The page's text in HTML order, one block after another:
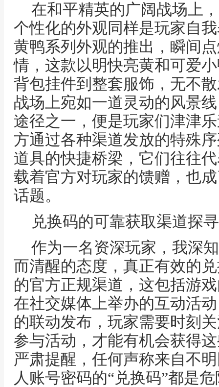
在和平精英的广阔战场上
个性化的外观同样是玩家自
黄鸭系列外观的推出，瞬间
情，这款以明快亮黄和可爱
背包挂件到整套服饰，无不
战场上宛如一道灵动的风景
途径之一，便是玩家们津津
方通过各种渠道发放的特殊
道具的快捷桥梁，它们往往
载着官方对玩家的馈赠，也
话题。
兑换码的可靠获取渠道探寻
作为一名资深玩家，我深
而清醒的态度，真正有效的
的官方正规渠道，这包括游
在社交媒体上举办的互动活
的联动发布，玩家需要时刻
参与活动，才能有机会获得
严肃提醒，任何声称来自不
人账号密码的“兑换码”都是